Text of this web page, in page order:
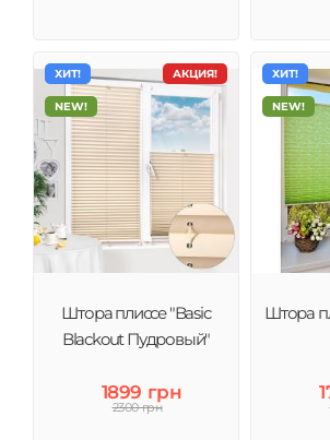
АКЦИЯ!
ХИТ!
NEW!
Штора плиссе "Basic
Blackout Пудровый"
1899 грн
2300 грн
ХИТ!
NEW!
Штора